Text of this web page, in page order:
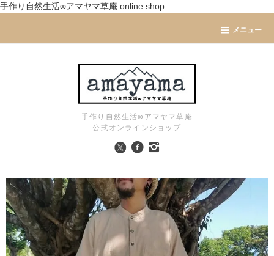
手作り自然生活∞アマヤマ草庵 online shop
メニュー
手作り自然生活∞アマヤマ草庵
公式オンラインショップ